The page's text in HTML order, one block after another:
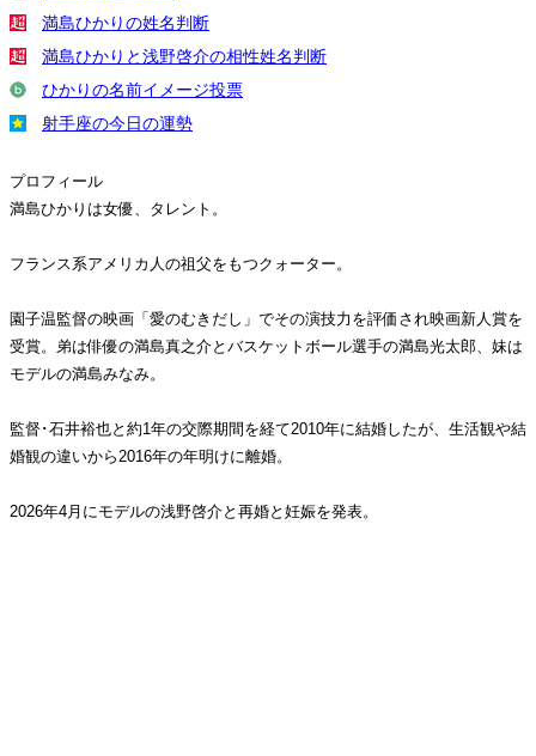
満島ひかりの姓名判断
満島ひかりと浅野啓介の相性姓名判断
ひかりの名前イメージ投票
射手座の今日の運勢
プロフィール
満島ひかりは女優、タレント。
フランス系アメリカ人の祖父をもつクォーター。
園子温監督の映画「愛のむきだし」でその演技力を評価され映画新人賞を
受賞。弟は俳優の満島真之介とバスケットボール選手の満島光太郎、妹は
モデルの満島みなみ。
監督･石井裕也と約1年の交際期間を経て2010年に結婚したが、生活観や結
婚観の違いから2016年の年明けに離婚。
2026年4月にモデルの浅野啓介と再婚と妊娠を発表。